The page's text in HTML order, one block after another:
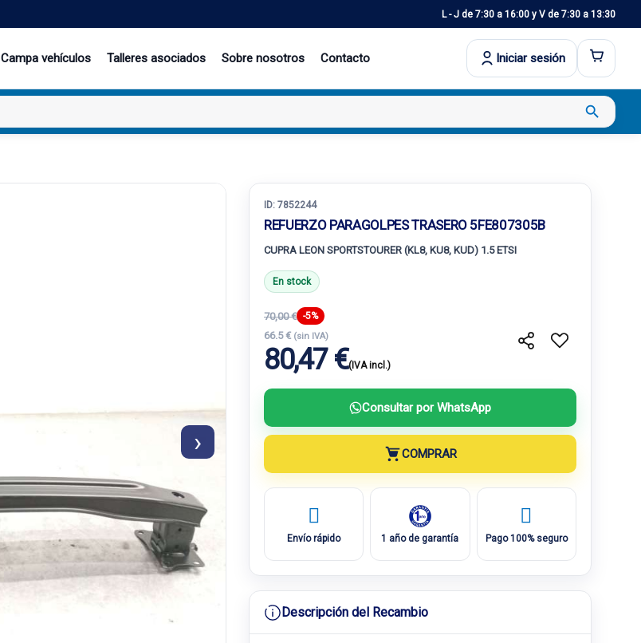
L - J de 7:30 a 16:00 y V de 7:30 a 13:30
Campa vehículos Talleres asociados Sobre nosotros Contacto Iniciar sesión
search
›
ID: 7852244
REFUERZO PARAGOLPES TRASERO 5FE807305B
CUPRA LEON SPORTSTOURER (KL8, KU8, KUD) 1.5 ETSI
En stock
70,00 € -5%
66.5 € (sin IVA)
80,47 €(IVA incl.)
Consultar por WhatsApp
COMPRAR
Envío rápido 1 año de garantía Pago 100% seguro
Descripción del Recambio